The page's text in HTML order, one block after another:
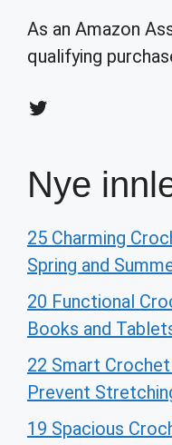
As an Amazon
qualifying
Twitter
Nye
25 Charming
Spring and
20 Functional
Books and
22 Smart
Prevent
19 Spacious